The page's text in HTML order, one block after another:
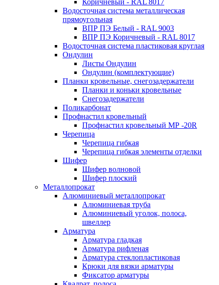
Коричневый - RAL 8017
Водосточная система металлическая
прямоугольная
ВПР ПЭ Белый - RAL 9003
ВПР ПЭ Коричневый - RAL 8017
Водосточная система пластиковая круглая
Ондулин
Листы Ондулин
Ондулин (комплектующие)
Планки кровельные, снегозадержатели
Планки и коньки кровельные
Снегозадержатели
Поликарбонат
Профнастил кровельный
Профнастил кровельный МР -20R
Черепица
Черепица гибкая
Черепица гибкая элементы отделки
Шифер
Шифер волновой
Шифер плоский
Металлопрокат
Алюминиевый металлопрокат
Алюминиевая труба
Алюминиевый уголок, полоса,
швеллер
Арматура
Арматура гладкая
Арматура рифленая
Арматура стеклопластиковая
Крюки для вязки арматуры
Фиксатор арматуры